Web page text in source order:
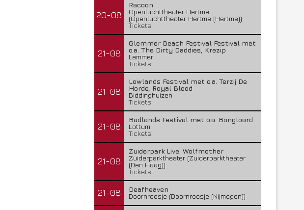
20-08
Racoon
Openluchttheater Hertme
(Openluchttheater Hertme (Hertme))
Tickets
21-08
Glemmer Beach Festival Festival met
o.a. The Dirty Daddies, Krezip
Lemmer
Tickets
21-08
Lowlands Festival met o.a. Terzij De
Horde, Royal Blood
Biddinghuizen
Tickets
21-08
Badlands Festival met o.a. Bongloard
Lottum
Tickets
21-08
Zuiderpark Live: Wolfmother
Zuiderparktheater (Zuiderparktheater
(Den Haag))
Tickets
21-08
Deafheaven
Doornroosje (Doornroosje (Nijmegen))